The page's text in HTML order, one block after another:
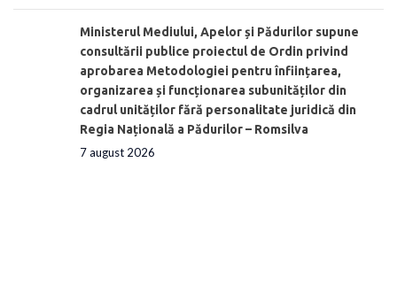
Ministerul Mediului, Apelor și Pădurilor supune
consultării publice proiectul de Ordin privind
aprobarea Metodologiei pentru înființarea,
organizarea și funcționarea subunităților din
cadrul unităților fără personalitate juridică din
Regia Națională a Pădurilor – Romsilva
7 august 2026